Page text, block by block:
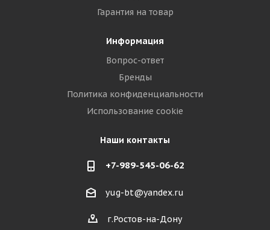
Гарантия на товар
Информация
Вопрос-ответ
Бренды
Политика конфиденциальности
Использование cookie
Наши контакты
+7-989-545-06-62
yug-bt@yandex.ru
г.Ростов-на-Дону